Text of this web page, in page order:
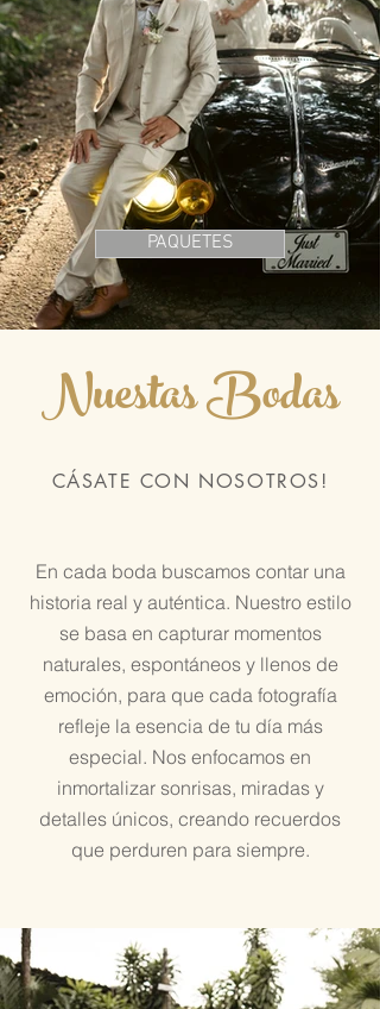
PAQUETES
Nuestas Bodas
CÁSATE CON NOSOTROS!
En cada boda buscamos contar una
historia real y auténtica. Nuestro estilo
se basa en capturar momentos
naturales, espontáneos y llenos de
emoción, para que cada fotografía
refleje la esencia de tu día más
especial. Nos enfocamos en
inmortalizar sonrisas, miradas y
detalles únicos, creando recuerdos
que perduren para siempre.